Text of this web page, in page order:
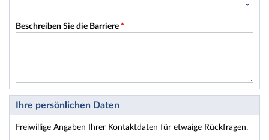
Beschreiben Sie die Barriere *
Ihre persönlichen Daten
Freiwillige Angaben Ihrer Kontaktdaten für etwaige Rückfragen.